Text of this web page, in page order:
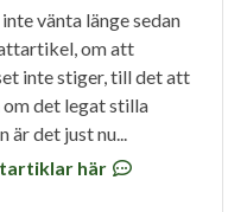
vänta länge sedan
om att
inte stiger, till det att
om det legat stilla
är det just nu...
här